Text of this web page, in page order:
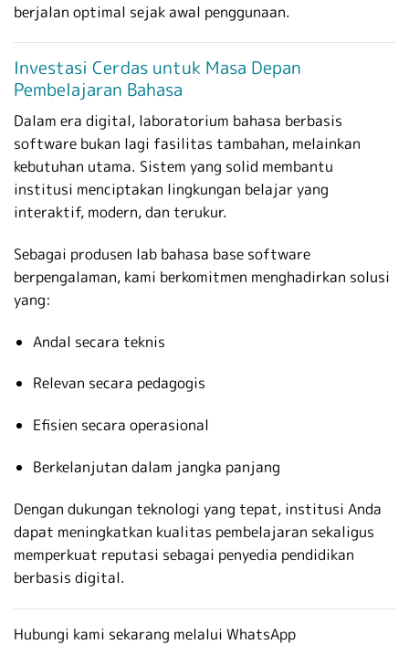
berjalan optimal sejak awal penggunaan.
Investasi Cerdas untuk Masa Depan
Pembelajaran Bahasa
Dalam era digital, laboratorium bahasa berbasis
software bukan lagi fasilitas tambahan, melainkan
kebutuhan utama. Sistem yang solid membantu
institusi menciptakan lingkungan belajar yang
interaktif, modern, dan terukur.
Sebagai produsen lab bahasa base software
berpengalaman, kami berkomitmen menghadirkan solusi
yang:
Andal secara teknis
Relevan secara pedagogis
Efisien secara operasional
Berkelanjutan dalam jangka panjang
Dengan dukungan teknologi yang tepat, institusi Anda
dapat meningkatkan kualitas pembelajaran sekaligus
memperkuat reputasi sebagai penyedia pendidikan
berbasis digital.
Hubungi kami sekarang melalui WhatsApp